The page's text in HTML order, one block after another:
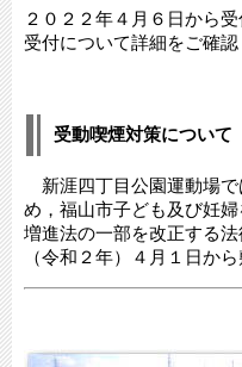
２０２２年４月６日から
受付について詳細をご確認
受動喫煙対策について
新涯四丁目公園運動場
め，福山市子ども及び妊
増進法の一部を改正する
（令和２年）４月１日か